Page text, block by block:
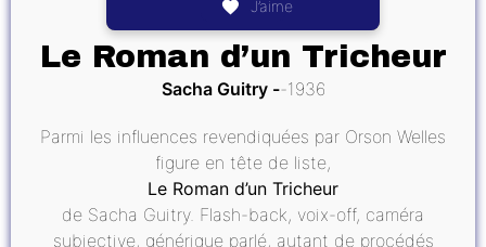
J’aime
Le Roman d’un Tricheur
Sacha Guitry 1936
Parmi les influences revendiquées par Orson Welles
figure en tête de liste,
Le Roman d’un Tricheur
de Sacha Guitry. Flash-back, voix-off, caméra
subjective, générique parlé, autant de procédés